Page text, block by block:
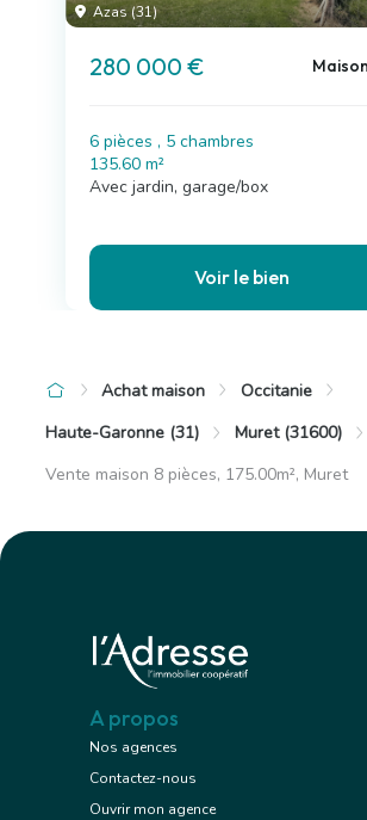
Azas (31)
280 000 € Maison
6 pièces , 5 chambres
135.60 m²
Avec jardin, garage/box
Voir le bien
Achat maison
Occitanie
Haute-Garonne (31)
Muret (31600)
Vente maison 8 pièces, 175.00m², Muret
A propos
Nos agences
Contactez-nous
Ouvrir mon agence